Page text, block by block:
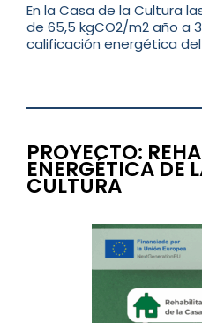
En la Casa de la Cultura
de 65,5 kgCO2/m2 año a
calificación energética
PROYECTO:
ENERGÉTICA DE
CULTURA